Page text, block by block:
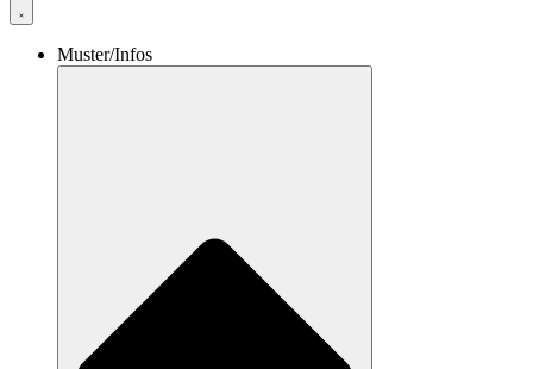
Muster/Infos